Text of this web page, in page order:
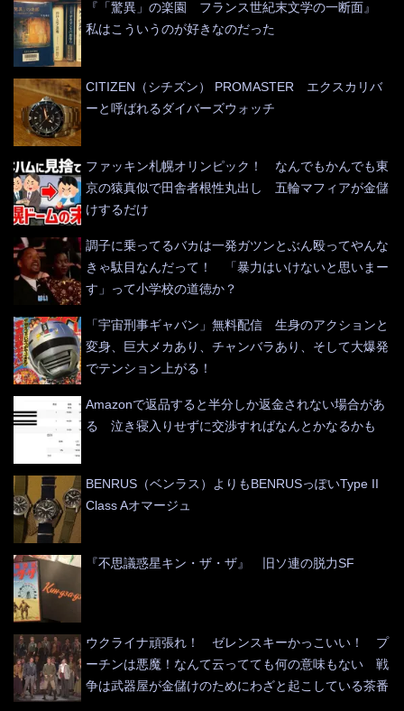
『「驚異」の楽園 フランス世紀末文学の一断面』
私はこういうのが好きなのだった
CITIZEN（シチズン） PROMASTER エクスカリバ
ーと呼ばれるダイバーズウォッチ
ファッキン札幌オリンピック！ なんでもかんでも東
京の猿真似で田舎者根性丸出し 五輪マフィアが金儲
けするだけ
調子に乗ってるバカは一発ガツンとぶん殴ってやんな
きゃ駄目なんだって！ 「暴力はいけないと思いまー
す」って小学校の道徳か？
「宇宙刑事ギャバン」無料配信 生身のアクションと
変身、巨大メカあり、チャンバラあり、そして大爆発
でテンション上がる！
Amazonで返品すると半分しか返金されない場合があ
る 泣き寝入りせずに交渉すればなんとかなるかも
BENRUS（ベンラス）よりもBENRUSっぽいType II
Class Aオマージュ
『不思議惑星キン・ザ・ザ』 旧ソ連の脱力SF
ウクライナ頑張れ！ ゼレンスキーかっこいい！ プ
ーチンは悪魔！なんて云ってても何の意味もない 戦
争は武器屋が金儲けのためにわざと起こしている茶番